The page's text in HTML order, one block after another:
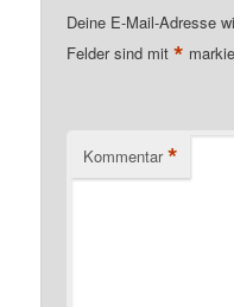
Deine E-Mail-Adresse
Felder sind mit*
Kommentar *